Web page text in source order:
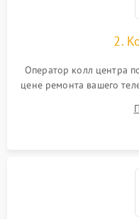
2.
Оператор колл центра
цене ремонта вашего